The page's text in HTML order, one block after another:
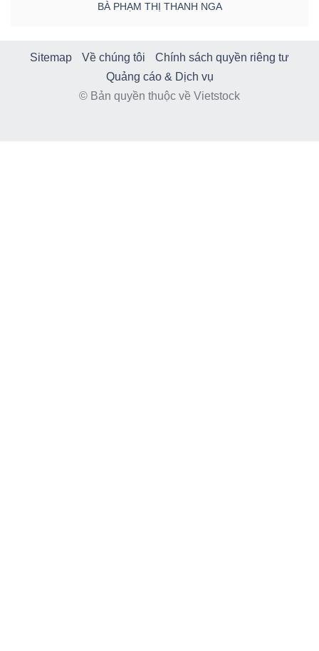
BÀ PHẠM THỊ THANH NGA
Sitemap Về chúng tôi
Chính sách quyền riêng tư
Quảng cáo & Dịch vụ
© Bản quyền thuộc về Vietstock